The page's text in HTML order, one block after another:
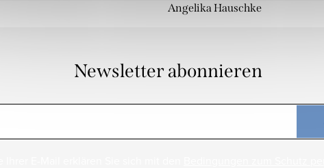
Angelika Hauschke
Newsletter abonnieren